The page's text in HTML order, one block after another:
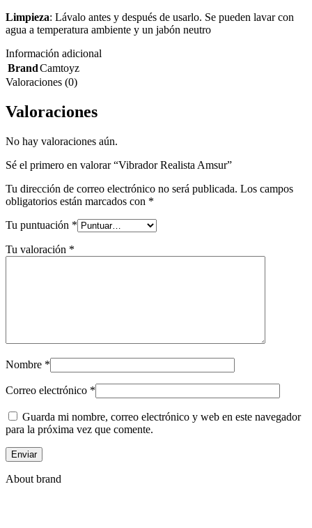
Limpieza: Lávalo antes y después de usarlo. Se pueden lavar con
agua a temperatura ambiente y un jabón neutro
Información adicional
BrandCamtoyz
Valoraciones (0)
Valoraciones
No hay valoraciones aún.
Sé el primero en valorar “Vibrador Realista Amsur”
Tu dirección de correo electrónico no será publicada. Los campos
obligatorios están marcados con *
Tu puntuación *
Tu valoración *
Nombre *
Correo electrónico *
Guarda mi nombre, correo electrónico y web en este navegador
para la próxima vez que comente.
About brand